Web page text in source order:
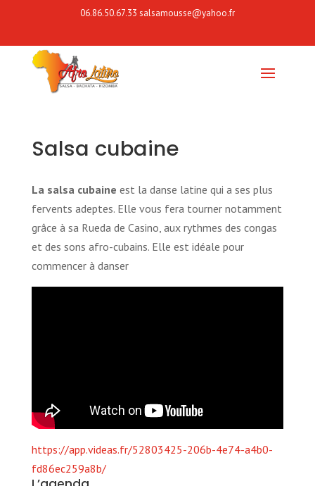
06.86.50.67.33 salsamousse@yahoo.fr
Salsa cubaine
La salsa cubaine est la danse latine qui a ses plus
fervents adeptes. Elle vous fera tourner notamment
grâce à sa Rueda de Casino, aux rythmes des congas
et des sons afro-cubains. Elle est idéale pour
commencer à danser
https://app.videas.fr/52803425-206b-4e74-a4b0-
fd86ec259a8b/